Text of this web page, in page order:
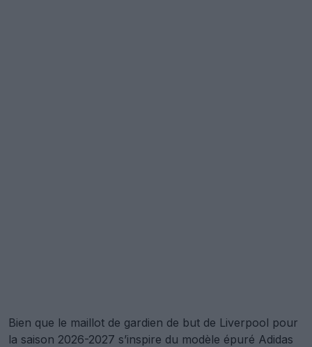
Bien que le maillot de gardien de but de Liverpool pour
la saison 2026-2027 s’inspire du modèle épuré Adidas